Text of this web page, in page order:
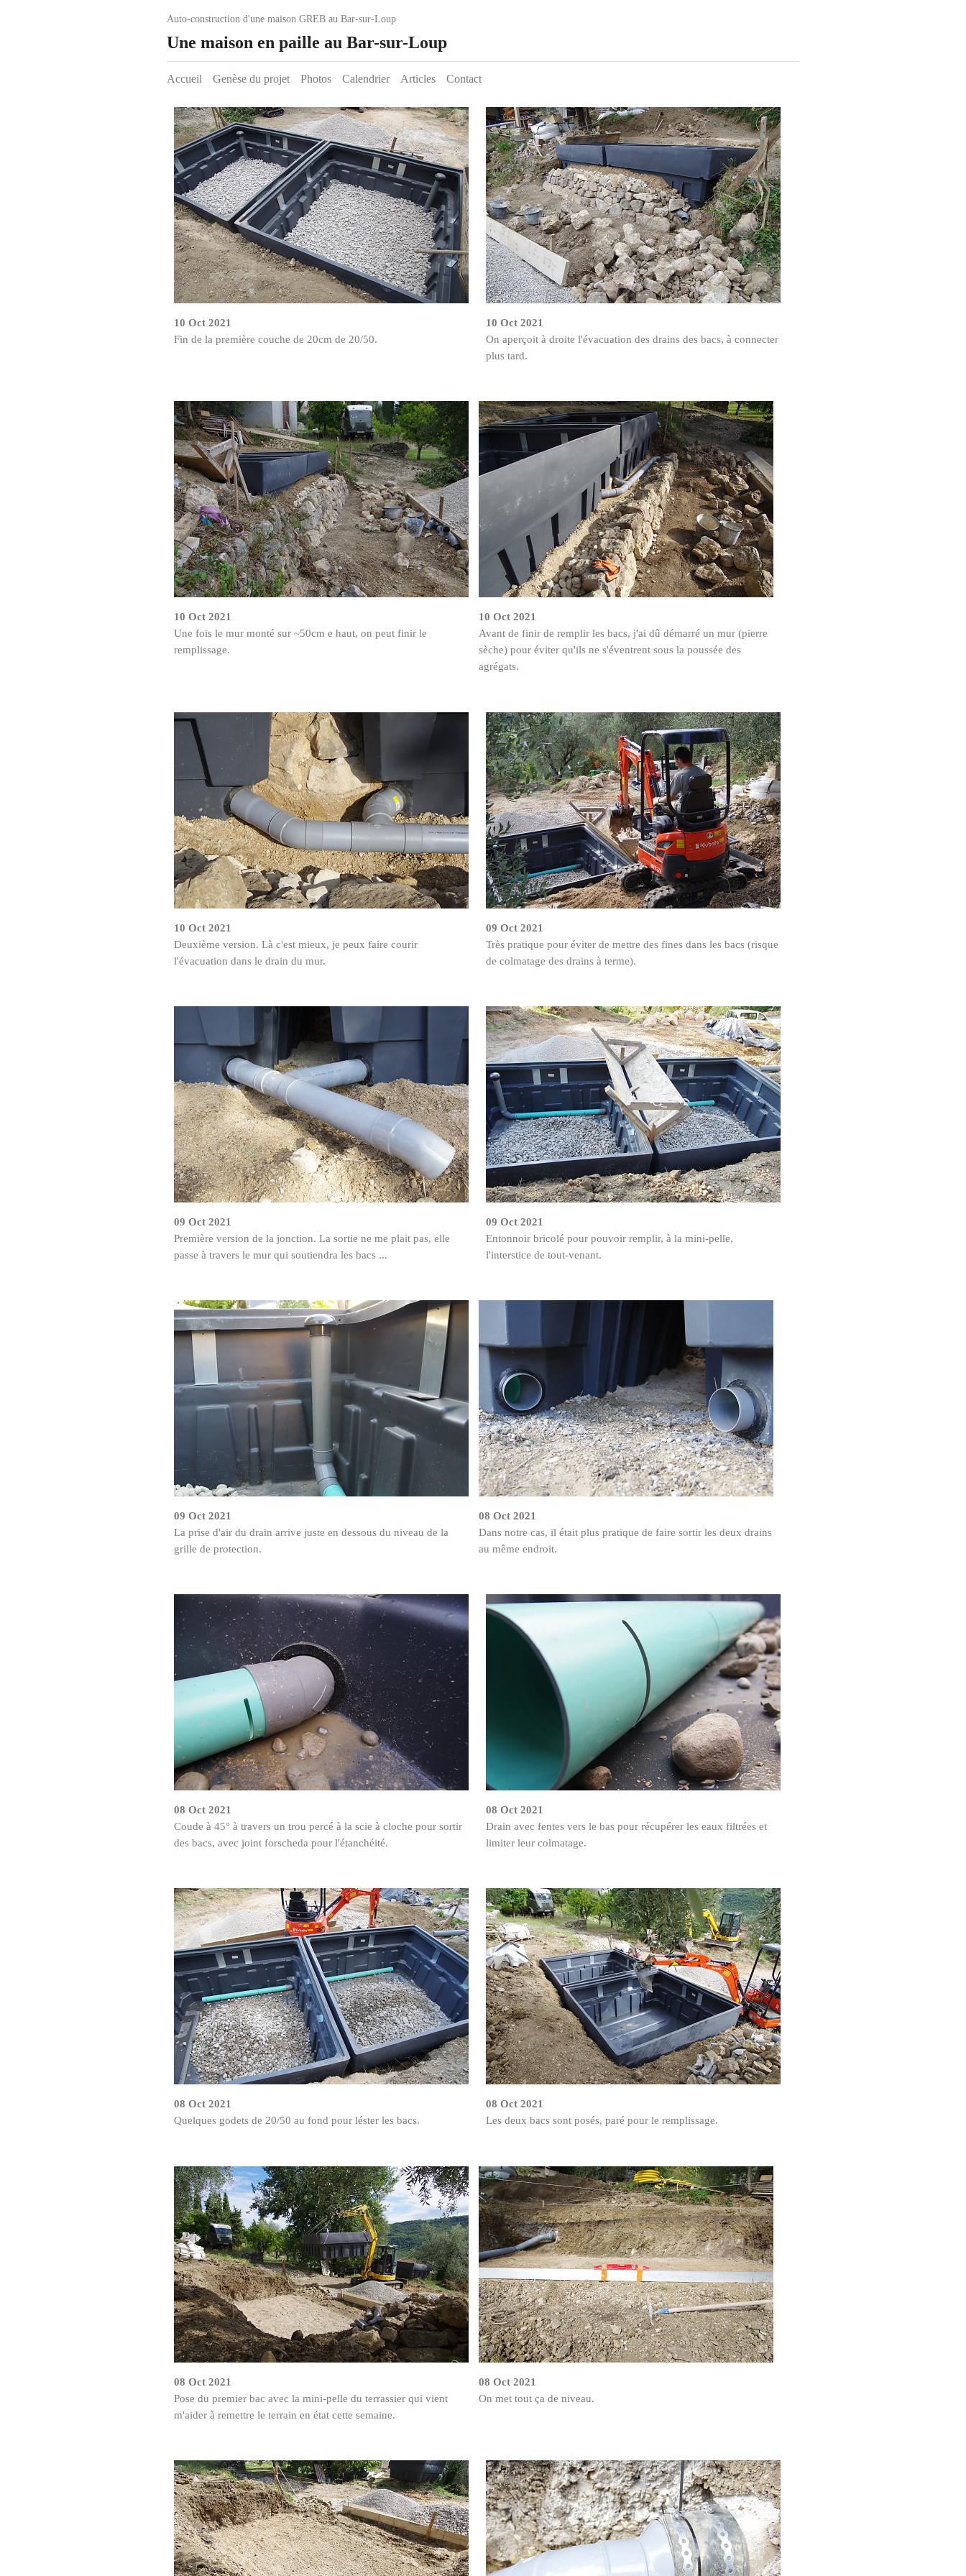
Auto-construction d'une maison GREB au Bar-sur-Loup
Une maison en paille au Bar-sur-Loup
Accueil Genèse du projet Photos Calendrier Articles Contact
10 Oct 2021
Fin de la première couche de 20cm de 20/50.
10 Oct 2021
On aperçoit à droite l'évacuation des drains des bacs, à connecter
plus tard.
10 Oct 2021
Une fois le mur monté sur ~50cm e haut, on peut finir le
remplissage.
10 Oct 2021
Avant de finir de remplir les bacs, j'ai dû démarré un mur (pierre
sèche) pour éviter qu'ils ne s'éventrent sous la poussée des
agrégats.
10 Oct 2021
Deuxième version. Là c'est mieux, je peux faire courir
l'évacuation dans le drain du mur.
09 Oct 2021
Très pratique pour éviter de mettre des fines dans les bacs (risque
de colmatage des drains à terme).
09 Oct 2021
Première version de la jonction. La sortie ne me plait pas, elle
passe à travers le mur qui soutiendra les bacs ...
09 Oct 2021
Entonnoir bricolé pour pouvoir remplir, à la mini-pelle,
l'interstice de tout-venant.
09 Oct 2021
La prise d'air du drain arrive juste en dessous du niveau de la
grille de protection.
08 Oct 2021
Dans notre cas, il était plus pratique de faire sortir les deux drains
au même endroit.
08 Oct 2021
Coude à 45° à travers un trou percé à la scie à cloche pour sortir
des bacs, avec joint forscheda pour l'étanchéité.
08 Oct 2021
Drain avec fentes vers le bas pour récupérer les eaux filtrées et
limiter leur colmatage.
08 Oct 2021
Quelques godets de 20/50 au fond pour léster les bacs.
08 Oct 2021
Les deux bacs sont posés, paré pour le remplissage.
08 Oct 2021
Pose du premier bac avec la mini-pelle du terrassier qui vient
m'aider à remettre le terrain en état cette semaine.
08 Oct 2021
On met tout ça de niveau.